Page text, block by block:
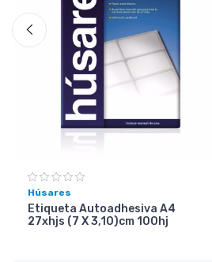
Húsares
Etiqueta Autoadhesiva A4
27xhjs (7 X 3,10)cm 100hj